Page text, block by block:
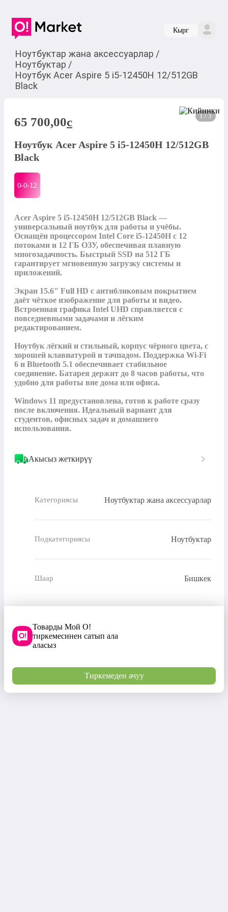
Кырг
Ноутбуктар жана аксессуарлар /
Ноутбуктар /
Ноутбук Acer Aspire 5 i5-12450H 12/512GB
Black
1 / 3
65 700,00c
Ноутбук Acer Aspire 5 i5-12450H 12/512GB
Black
0-0-12
Acer Aspire 5 i5-12450H 12/512GB Black —
универсальный ноутбук для работы и учёбы.
Оснащён процессором Intel Core i5‑12450H с 12
потоками и 12 ГБ ОЗУ, обеспечивая плавную
многозадачность. Быстрый SSD на 512 ГБ
гарантирует мгновенную загрузку системы и
приложений.
Экран 15.6" Full HD с антибликовым покрытием
даёт чёткое изображение для работы и видео.
Встроенная графика Intel UHD справляется с
повседневными задачами и лёгким
редактированием.
Ноутбук лёгкий и стильный, корпус чёрного цвета, с
хорошей клавиатурой и тачпадом. Поддержка Wi‑Fi
6 и Bluetooth 5.1 обеспечивает стабильное
соединение. Батарея держит до 8 часов работы, что
удобно для работы вне дома или офиса.
Windows 11 предустановлена, готов к работе сразу
после включения. Идеальный вариант для
студентов, офисных задач и домашнего
использования.
Акысыз жеткирүү
Категориясы Ноутбуктар жана аксессуарлар
Подкатегориясы Ноутбуктар
Шаар Бишкек
Товарды Мой О!
тиркемесинен сатып ала
аласыз
Тиркемеден ачуу